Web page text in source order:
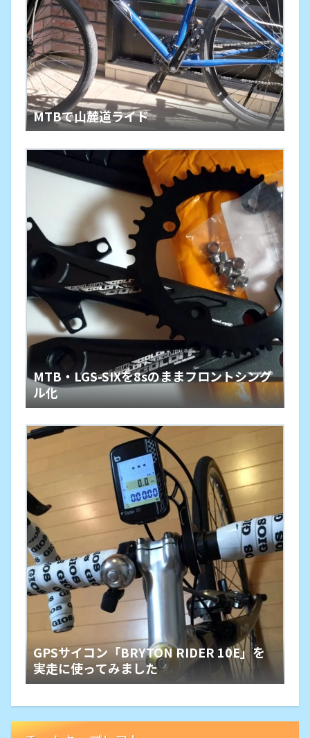
MTBで山麓道ライド
MTB・LGS-SIXを8sのままフロントシング
ル化
GPSサイコン「BRYTON RIDER 10E」を
実走に使ってみました